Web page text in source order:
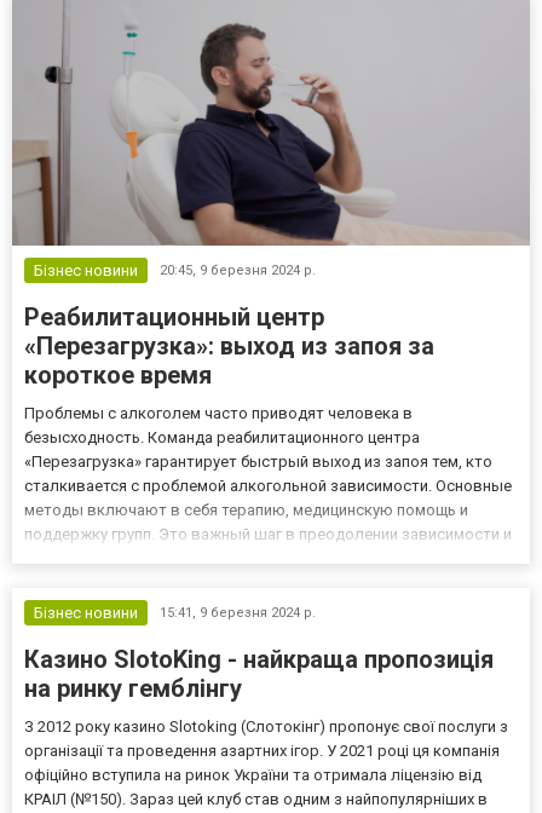
Бізнес новини 20:45, 9 березня 2024 р.
Реабилитационный центр
«Перезагрузка»: выход из запоя за
короткое время
Проблемы с алкоголем часто приводят человека в
безысходность. Команда реабилитационного центра
«Перезагрузка» гарантирует быстрый выход из запоя тем, кто
сталкивается с проблемой алкогольной зависимости. Основные
методы включают в себя терапию, медицинскую помощь и
поддержку групп. Это важный шаг в преодолении зависимости и
зависимость от него могут...
Бізнес новини 15:41, 9 березня 2024 р.
Казино SlotoKing - найкраща пропозиція
на ринку гемблінгу
З 2012 року казино Slotoking (Слотокінг) пропонує свої послуги з
організації та проведення азартних ігор. У 2021 році ця компанія
офіційно вступила на ринок України та отримала ліцензію від
КРАІЛ (№150). Зараз цей клуб став одним з найпопулярніших в